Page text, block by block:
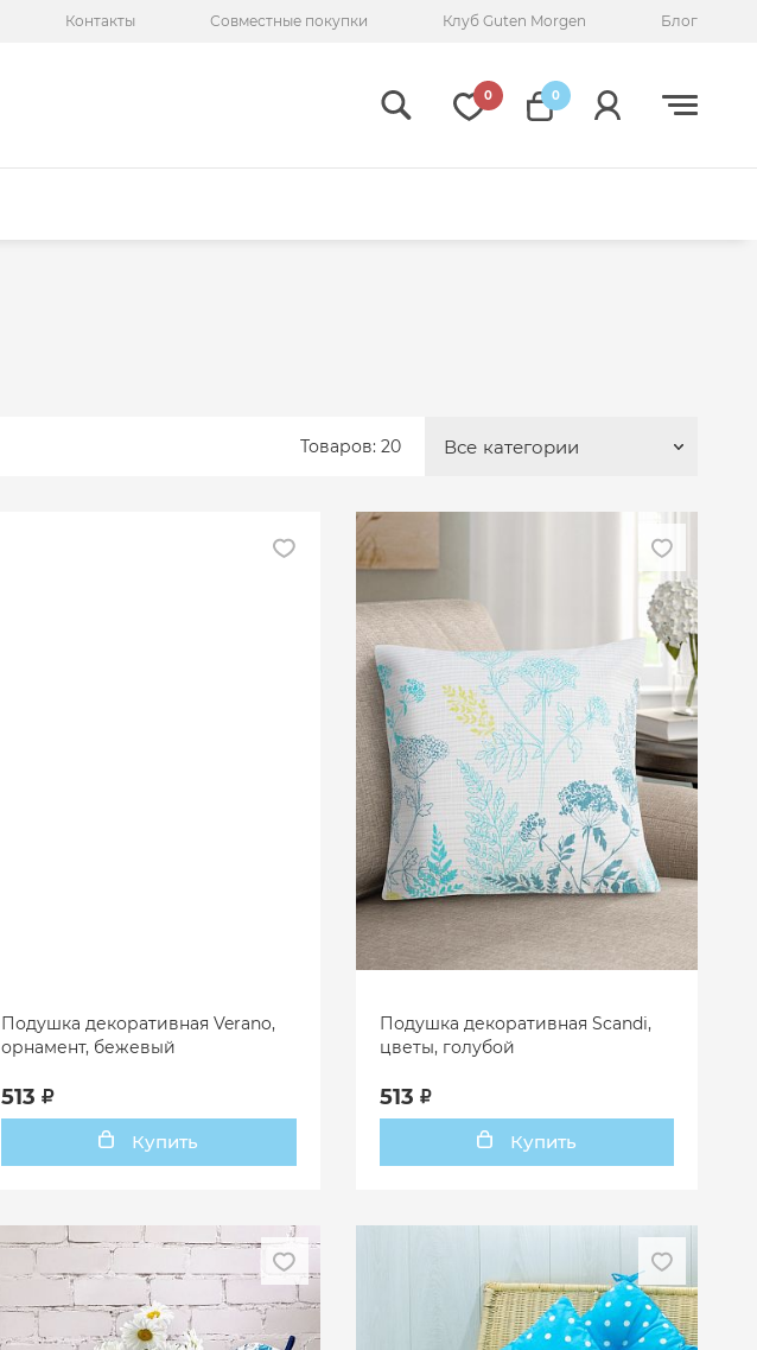
Контакты Совместные покупки Клуб Guten Morgen Блог
0 0
Все категории
Товаров: 20
Подушка декоративная Verano,
орнамент, бежевый
513
Купить
Подушка декоративная Scandi,
цветы, голубой
513
Купить